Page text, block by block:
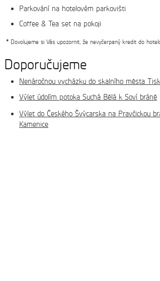
více
Parkování na hotelovém parkovišti
Coffee & Tea set na pokoji
* Dovolujeme si Vás upozornit, že nevyčerpaný kredit do
Doporučujeme
Nenáročnou vycházku do skalního města
Výlet údolím potoka Suchá Bělá k Soví bráně
Výlet do Českého Švýcarska na Pravčickou
Kamenice